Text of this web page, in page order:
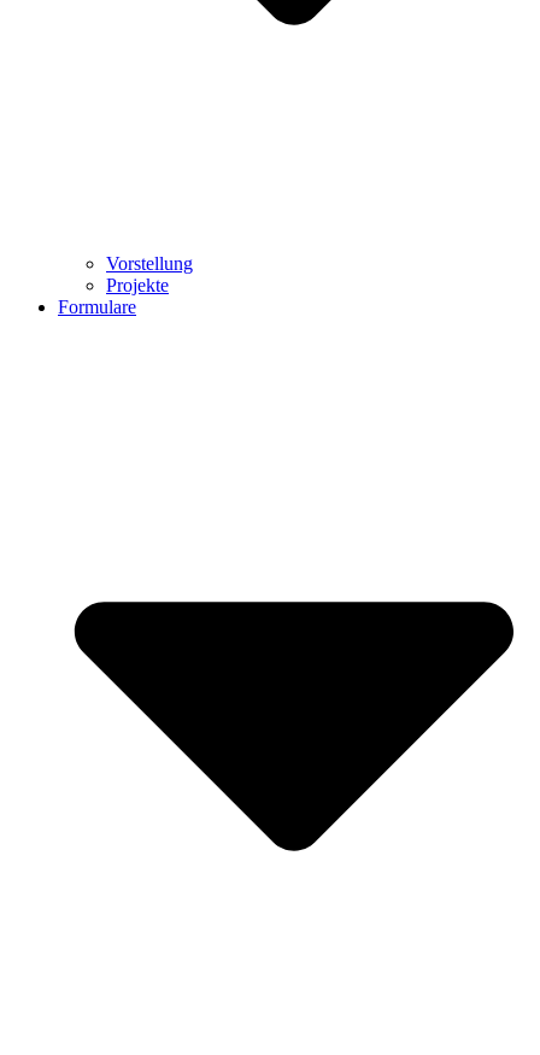
Vorstellung
Projekte
Formulare